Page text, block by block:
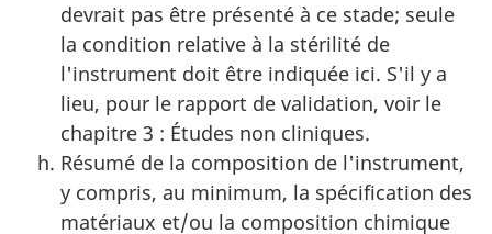
devrait pas être présenté à ce stade; seule
la condition relative à la stérilité de
l'instrument doit être indiquée ici. S'il y a
lieu, pour le rapport de validation, voir le
chapitre 3 : Études non cliniques.
Résumé de la composition de l'instrument,
y compris, au minimum, la spécification des
matériaux et/ou la composition chimique